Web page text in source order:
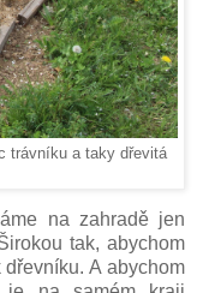
trávníku a taky dřevitá
na zahradě jen
tak, abychom
A abychom